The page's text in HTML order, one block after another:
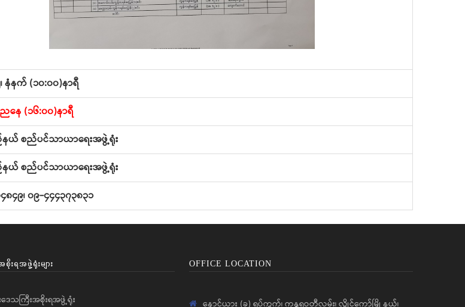
နံနက် (၁၀:၀၀)နာရီ
ညနေ (၁၆:၀၀)နာရီ
ယ် စည်ပင်သာယာရေးအဖွဲ့ရုံး
ယ် စည်ပင်သာယာရေးအဖွဲ့ရုံး
၈၄၉၊ ၀၉-၄၄၄၃၇၃၈၃၁
းရအဖွဲ့ရုံးများ
ေသကြီးအစိုးရအဖွဲ့ရုံး
OFFICE LOCATION
နောင်ယား (ခ) ရပ်ကွက်၊ ကန္ဒရဝတီလမ်း၊ လွိုင်ကော်မြို့နယ်၊